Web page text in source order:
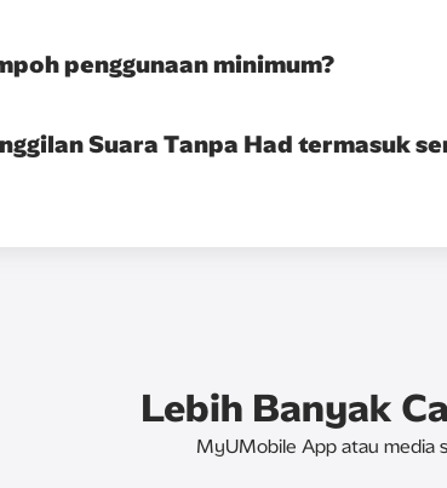
penggunaan minimum?
Suara Tanpa Had termasuk
Lebih Banyak
MyUMobile App atau media